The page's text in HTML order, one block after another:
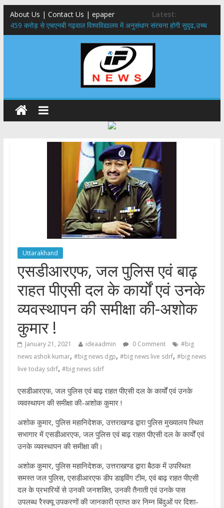
About Us | Contact Us | epaper
Latest:
459 करोड़ से एचएनबी गढ़वाल विश्वविद्यालय में अनुसंधान संरचना होगी सुदृढ,उच्च
शिक्षा मंत्री धन सिंह रावत ने नवनियुक्त केन्द्रीय शिक्षा मंत्री से की मुलाकात
राष्ट्रीय हथकरघा दिवस पर मुख्यमंत्री धामी ने उत्कृष्ट बुनकरों और हस्तशिल्प
​धामी कैबिनेट का बड़ा फैसला: पशुपालकों को 60% तक सब्सिडी, गंगा एक्सप्रेसवे का
​हरिद्वार से वीरभद्र (ऋषिकेश) तक निकली BJYM की भव्य कांवड़ यात्रा; तेजस्वी
सूर्या ने की देश व प्रदेशवासियों के कल्याण की कामना
24×7 अलर्ट मोड में रहें अधिकारी-मुख्य सचिव मानसून-एसईओसी से मुख्य सचिव ने
की विस्तृत समीक्षा कहा-बंद सड़कों को शीघ्र खोला जाए, लोगों को न हो दिक्कत
Uttarakhand
एसडीआरएफ, जल पुलिस एवं बाढ़
राहत पीएसी दल के कार्यों एवं उनके
व्यवस्थापन की समीक्षा की-अशोक
कुमार !
January 21, 2021 ideaadmin 0 Comment
#big
news ashok kumar, #big news dgp, #big news live sdrf, #big news
live today sdrf, #big news sdrf
एसडीआरएफ, जल पुलिस एवं बाढ़ राहत पीएसी दल के कार्यों एवं उनके
व्यवस्थापन की समीक्षा की-अशोक कुमार !
अशोक कुमार, पुलिस महानिदेशक, उत्तराखण्ड द्वारा पुलिस मुख्यालय स्थित
सभागार में एसडीआरएफ, जल पुलिस एवं बाढ़ राहत पीएसी दल के कार्यों एवं
उनके व्यवस्थापन की समीक्षा की।
अशोक कुमार, पुलिस महानिदेशक, उत्तराखण्ड द्वारा बैठक में उपस्थित
समस्त जल पुलिस, एसडीआरएफ डीप डाइविंग टीम, एवं बाढ़ राहत पीएसी
दल के प्रभारियों से उनकी जनशक्ति, उनकी तैनाती एवं उनके पास
उपलब्ध रैस्क्यू उपकरणों की जानकारी प्राप्त कर निम्न बिंदुओं पर दिशा-